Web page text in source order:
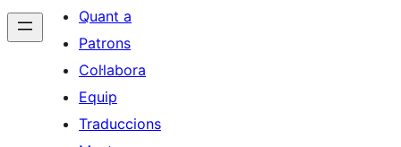
Quant a
Patrons
Col·labora
Equip
Traduccions